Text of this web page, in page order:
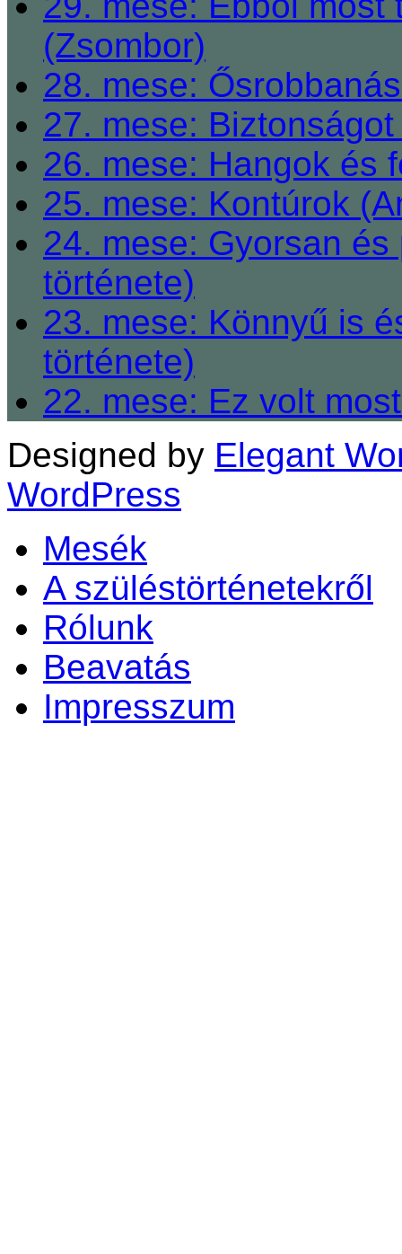
(Zsombor)
28. mese:
27. mese:
26. mese: Hangok és
25. mese: Kontúrok
24. mese: Gyorsan
története)
23. mese: Könnyű is
története)
22. mese: Ez volt
Designed by Elegant
WordPress
Mesék
A szüléstörténetekről
Rólunk
Beavatás
Impresszum